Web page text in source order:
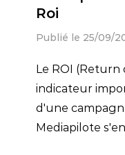
Roi
Publié le 25/09/
Le ROI
indicateur
d'une
Mediapilote